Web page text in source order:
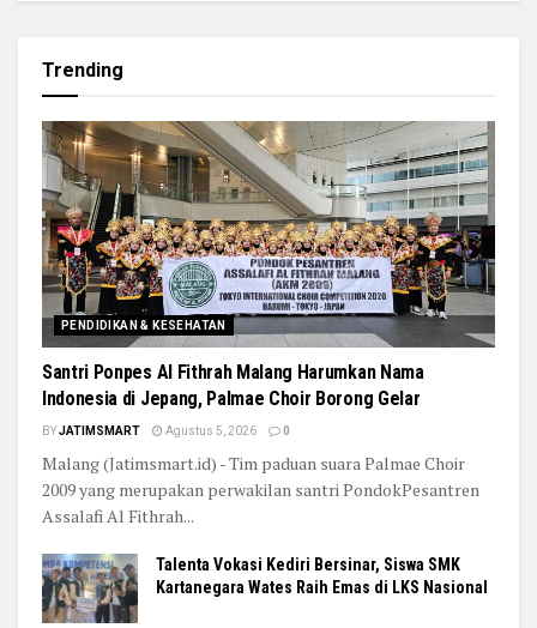
Trending
PENDIDIKAN & KESEHATAN
Santri Ponpes Al Fithrah Malang Harumkan Nama
Indonesia di Jepang, Palmae Choir Borong Gelar
BYJATIMSMART Agustus 5, 2026 0
Malang (Jatimsmart.id) - Tim paduan suara Palmae Choir
2009 yang merupakan perwakilan santri PondokPesantren
Assalafi Al Fithrah...
Talenta Vokasi Kediri Bersinar, Siswa SMK
Kartanegara Wates Raih Emas di LKS Nasional